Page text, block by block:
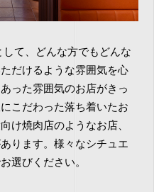
して、どんな方でもどんな
だけるような雰囲気を心
った雰囲気のお店がきっ
こだわった落ち着いたお
け焼肉店のようなお店、
ります。様々なシチュエ
選びください。